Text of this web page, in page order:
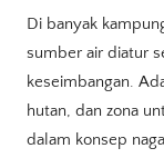
Di banyak
sumber air diatur
keseimbangan.
hutan, dan zona
dalam konsep